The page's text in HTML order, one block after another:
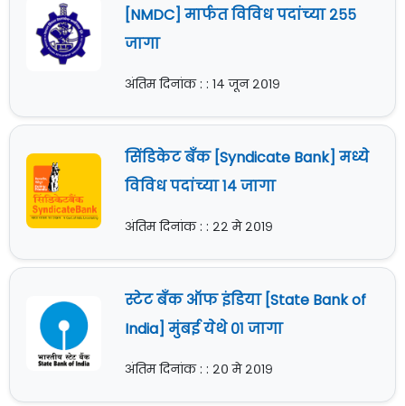
[NMDC] मार्फत विविध पदांच्या २५५
जागा
अंतिम दिनांक : : १४ जून २०१९
सिंडिकेट बँक [Syndicate Bank] मध्ये
विविध पदांच्या १४ जागा
अंतिम दिनांक : : २२ मे २०१९
स्टेट बँक ऑफ इंडिया [State Bank of
India] मुंबई येथे ०१ जागा
अंतिम दिनांक : : २० मे २०१९